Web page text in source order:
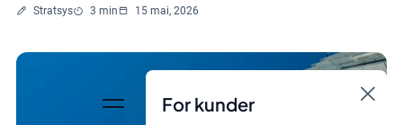
For kunder
Skrevet av
Stratsys Lesetid
3 min 15 mai, 2026